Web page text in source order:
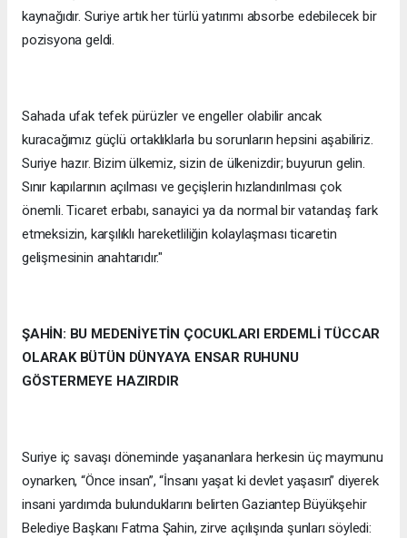
kaynağıdır. Suriye artık her türlü yatırımı absorbe edebilecek bir
pozisyona geldi.
Sahada ufak tefek pürüzler ve engeller olabilir ancak
kuracağımız güçlü ortaklıklarla bu sorunların hepsini aşabiliriz.
Suriye hazır. Bizim ülkemiz, sizin de ülkenizdir; buyurun gelin.
Sınır kapılarının açılması ve geçişlerin hızlandırılması çok
önemli. Ticaret erbabı, sanayici ya da normal bir vatandaş fark
etmeksizin, karşılıklı hareketliliğin kolaylaşması ticaretin
gelişmesinin anahtarıdır."
ŞAHİN: BU MEDENİYETİN ÇOCUKLARI ERDEMLİ TÜCCAR
OLARAK BÜTÜN DÜNYAYA ENSAR RUHUNU
GÖSTERMEYE HAZIRDIR
Suriye iç savaşı döneminde yaşananlara herkesin üç maymunu
oynarken, “Önce insan”, “İnsanı yaşat ki devlet yaşasın” diyerek
insani yardımda bulunduklarını belirten Gaziantep Büyükşehir
Belediye Başkanı Fatma Şahin, zirve açılışında şunları söyledi: